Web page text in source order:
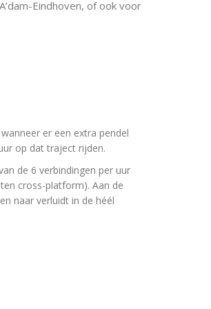
Eindhoven, of ook voor
er een extra pendel
op dat traject rijden.
de 6 verbindingen per uur
cross-platform). Aan de
naar verluidt in de héél